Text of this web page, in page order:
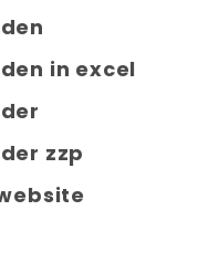
in excel
zzp